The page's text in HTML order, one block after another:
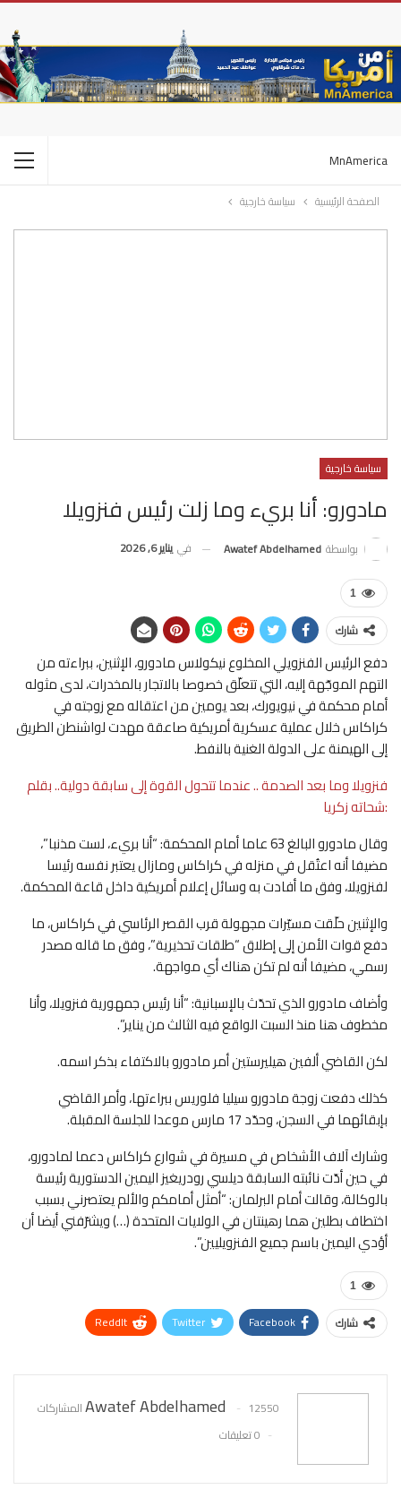
MnAmerica
الصفحة الرئيسية سياسة خارجية
سياسة خارجية
مادورو: أنا بريء وما زلت رئيس فنزويلا
بواسطة Awatef Abdelhamed في يناير 6, 2026
1
شارك
دفع الرئيس الفنزويلي المخلوع نيكولاس مادورو، الإثنين، ببراءته من
التهم الموجّهة إليه، التي تتعلّق خصوصا بالاتجار بالمخدرات، لدى مثوله
أمام محكمة في نيويورك، بعد يومين من اعتقاله مع زوجته في
كراكاس خلال عملية عسكرية أمريكية صاعقة مهدت لواشنطن الطريق
إلى الهيمنة على الدولة الغنية بالنفط.
فنزويلا وما بعد الصدمة .. عندما تتحول القوة إلى سابقة دولية.. بقلم
:شحاته زكريا
وقال مادورو البالغ 63 عاما أمام المحكمة: “أنا بريء، لست مذنبا”،
مضيفا أنه اعتُقل في منزله في كراكاس ومازال يعتبر نفسه رئيسا
لفنزويلا، وفق ما أفادت به وسائل إعلام أمريكية داخل قاعة المحكمة.
والإثنين حلّقت مسيّرات مجهولة قرب القصر الرئاسي في كراكاس، ما
دفع قوات الأمن إلى إطلاق “طلقات تحذيرية”، وفق ما قاله مصدر
رسمي، مضيفا أنه لم تكن هناك أي مواجهة.
وأضاف مادورو الذي تحدّث بالإسبانية: “أنا رئيس جمهورية فنزويلا، وأنا
مخطوف هنا منذ السبت الواقع فيه الثالث من يناير”.
لكن القاضي ألفين هيليرستين أمر مادورو بالاكتفاء بذكر اسمه.
كذلك دفعت زوجة مادورو سيليا فلوريس ببراءتها، وأمر القاضي
بإبقائهما في السجن، وحدّد 17 مارس موعدا للجلسة المقبلة.
وشارك آلاف الأشخاص في مسيرة في شوارع كراكاس دعما لمادورو،
في حين أدّت نائبته السابقة ديلسي رودريغيز اليمين الدستورية رئيسة
بالوكالة، وقالت أمام البرلمان: “أمثل أمامكم والألم يعتصرني بسبب
اختطاف بطلين هما رهينتان في الولايات المتحدة (…) ويشرّفني أيضا أن
أؤدي اليمين باسم جميع الفنزويليين”.
1
شارك Facebook
Twitter
ReddIt
Awatef Abdelhamed
12550 المشاركات
0 تعليقات